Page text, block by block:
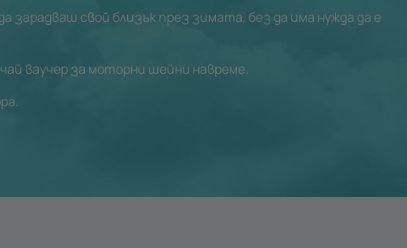
свой близък през зимата, без да има нужда да е
ваучер за моторни шейни навреме.